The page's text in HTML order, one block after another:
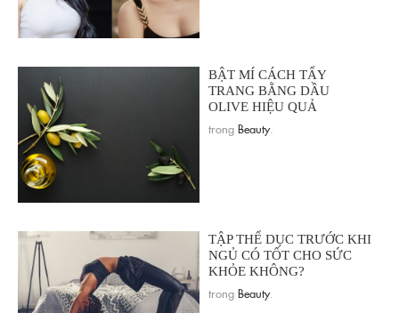
BẬT MÍ CÁCH TẨY
TRANG BẰNG DẦU
OLIVE HIỆU QUẢ
trong Beauty.
TẬP THỂ DỤC TRƯỚC KHI
NGỦ CÓ TỐT CHO SỨC
KHỎE KHÔNG?
trong Beauty.